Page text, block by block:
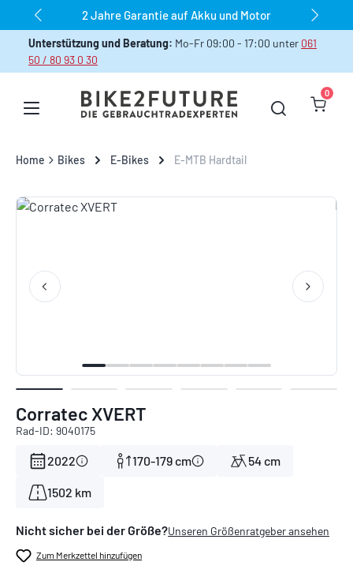
Zum Hauptinhalt springen2 Jahre Garantie auf Akku und Motor
Unterstützung und Beratung: Mo-Fr 09:00 - 17:00 unter 061
50 / 80 93 0 30
0
Home Bikes E-Bikes E-MTB Hardtail
Bildergalerie überspringen
Corratec XVERT
Rad-ID: 9040175
2022 170-179 cm 54 cm
1502 km
Nicht sicher bei der Größe?Unseren Größenratgeber ansehen
Zum Merkzettel hinzufügen